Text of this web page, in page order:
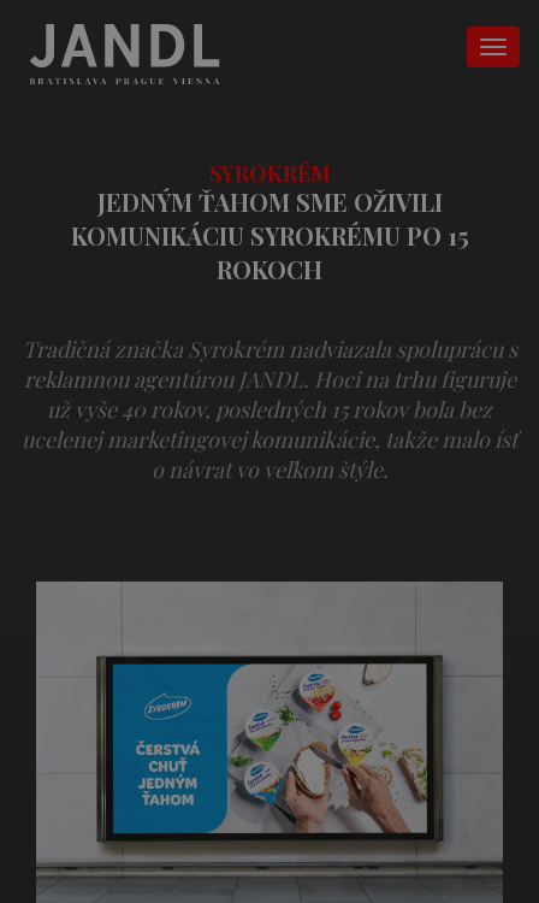
SYROKRÉM
JEDNÝM ŤAHOM SME OŽIVILI
KOMUNIKÁCIU SYROKRÉMU PO 15
ROKOCH
Tradičná značka Syrokrém nadviazala spoluprácu s
reklamnou agentúrou JANDL. Hoci na trhu figuruje
už vyše 40 rokov, posledných 15 rokov bola bez
ucelenej marketingovej komunikácie, takže malo ísť
o návrat vo veľkom štýle.